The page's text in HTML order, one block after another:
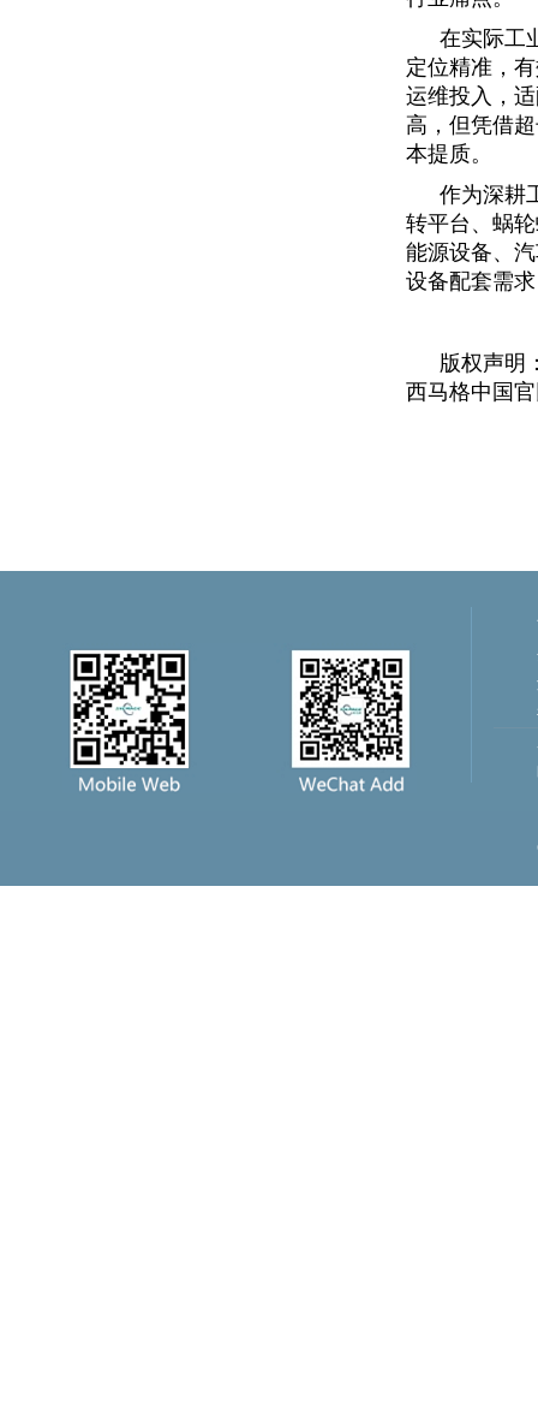
在实际工
定位精准，
运维投入，
高，但凭借
本提质。
作为深耕
转平台、蜗
能源设备、
设备配套需
版权声明
西马格中国